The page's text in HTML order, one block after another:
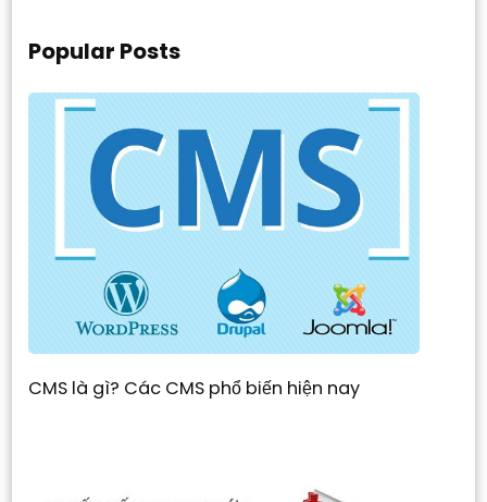
Popular Posts
CMS là gì? Các CMS phổ biến hiện nay